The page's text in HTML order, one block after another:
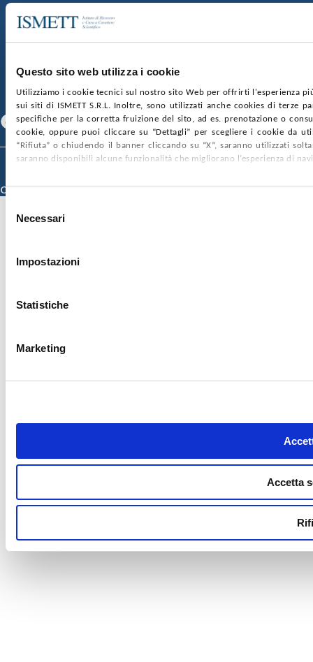
Questo sito web utilizza i cookie
Utilizziamo i cookie tecnici sul nostro sito Web per offrirti l'esperienza
sui siti di ISMETT S.R.L. Inoltre, sono utilizzati anche cookies di terze
specifiche per la corretta fruizione del sito, ad es. prenotazione o
cookie, oppure puoi cliccare su “Dettagli” per scegliere i cookie da
“Rifiuta” o chiudendo il banner cliccando su “X”, saranno utilizzati
saranno disponibili alcune funzionalità che migliorano l’esperienza di
delNecessari
Impostazioni
Statistiche
Marketing
Accetta
SOCIETÀ TRASPARENTE
GARE E CONTRATTIPRIVACYCOOKIE POLICY
CONTATTI
SEGUICI SU
Facebook Linkedin Youtube
© 2026 ISMETT (Istituto Mediterraneo per i Trapianti e Terapie ad Alta
Credits